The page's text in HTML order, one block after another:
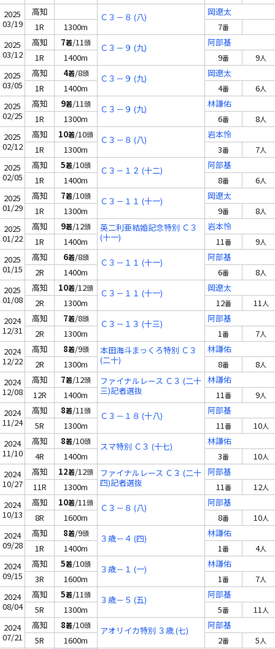
2025
03/19
高知 Ｃ３－８ (八)
岡遼太
1R
1300m 7番
2025
03/12
高知 7着/11頭 Ｃ３－９ (九)
阿部基
1R
1400m 9番 9人
2025
03/05
高知 4着/8頭 Ｃ３－９ (九)
岡遼太
1R
1400m 4番 6人
2025
02/25
高知 9着/11頭 Ｃ３－９ (九)
林謙佑
1R
1300m 6番 8人
2025
02/12
高知 10着/10頭 Ｃ３－８ (八)
岩本怜
1R
1300m 3番 7人
2025
02/05
高知 5着/10頭 Ｃ３－１２ (十二)
阿部基
1R
1400m 8番 6人
2025
01/29
高知 7着/10頭 Ｃ３－１１ (十一)
岡遼太
1R
1300m 9番 8人
2025
01/22
高知 9着/12頭
英二利亜結婚記念特別 Ｃ３
(十一)
岩本怜
1R
1400m 11番 9人
2025
01/15
高知 6着/8頭 Ｃ３－１１ (十一)
阿部基
2R
1400m 6番 8人
2025
01/08
高知 10着/12頭 Ｃ３－１１ (十一)
岡遼太
2R
1300m 12番 11人
2024
12/31
高知 7着/8頭 Ｃ３－１３ (十三)
阿部基
2R
1300m 1番 7人
2024
12/22
高知 8着/9頭
本田海斗まっくろ特別 Ｃ３
(二十)
林謙佑
2R
1300m 8番 8人
2024
12/08
高知 7着/12頭
ファイナルレース Ｃ３ (二十
三)記者選抜
林謙佑
12R
1400m 11番 9人
2024
11/24
高知 8着/11頭 Ｃ３－１８ (十八)
阿部基
5R
1300m 11番 10人
2024
11/10
高知 8着/10頭 スマ特別 Ｃ３ (十七)
林謙佑
4R
1400m 3番 10人
2024
10/27
高知 12着/12頭
ファイナルレース Ｃ３ (二十
四)記者選抜
阿部基
11R
1300m 11番 12人
2024
10/13
高知 10着/11頭 Ｃ３－８ (八)
阿部基
8R
1600m 8番 10人
2024
09/28
高知 8着/9頭 ３歳－４ (四)
林謙佑
1R
1400m 1番 4人
2024
09/15
高知 5着/10頭 ３歳－１ (一)
林謙佑
3R
1600m 1番 7人
2024
08/04
高知 5着/11頭 ３歳－５ (五)
阿部基
5R
1300m 5番 11人
2024
07/21
高知 8着/10頭 アオリイカ特別 ３歳 (七)
阿部基
5R
1600m 2番 5人